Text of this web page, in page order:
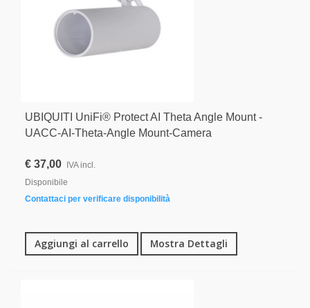
UBIQUITI UniFi® Protect AI Theta Angle Mount -
UACC-AI-Theta-Angle Mount-Camera
€ 37,00
IVA incl.
Disponibile
Contattaci per verificare disponibilità
Aggiungi al carrello Mostra Dettagli